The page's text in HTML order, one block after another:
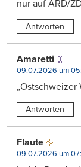
nur auf ARD/
Antworten
Amaretti
09.07.2026 um
„Ostschweizer
Antworten
Flaute
09.07.2026 um